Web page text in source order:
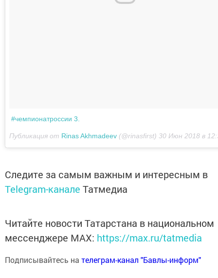
#чемпионатроссии 3.
Публикация от Rinas Akhmadeev (@rinasfirst) 30 Июн 2018 в
Следите за самым важным и интересным в
Telegram-канале Татмедиа
Читайте новости Татарстана в национальном
мессенджере MАХ: https://max.ru/tatmedia
Подписывайтесь на телеграм-канал "Бавлы-информ"